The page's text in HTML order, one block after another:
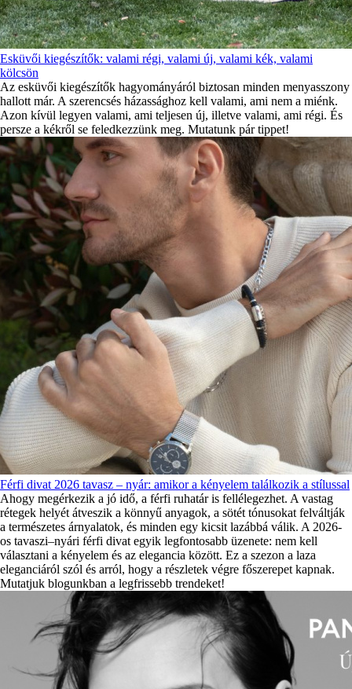
Esküvői kiegészítők: valami régi, valami új, valami kék, valami
kölcsön
Az esküvői kiegészítők hagyományáról biztosan minden menyasszony
hallott már. A szerencsés házassághoz kell valami, ami nem a miénk.
Azon kívül legyen valami, ami teljesen új, illetve valami, ami régi. És
persze a kékről se feledkezzünk meg. Mutatunk pár tippet!
Férfi divat 2026 tavasz – nyár: amikor a kényelem találkozik a stílussal
Ahogy megérkezik a jó idő, a férfi ruhatár is fellélegezhet. A vastag
rétegek helyét átveszik a könnyű anyagok, a sötét tónusokat felváltják
a természetes árnyalatok, és minden egy kicsit lazábbá válik. A 2026-
os tavaszi–nyári férfi divat egyik legfontosabb üzenete: nem kell
választani a kényelem és az elegancia között. Ez a szezon a laza
eleganciáról szól és arról, hogy a részletek végre főszerepet kapnak.
Mutatjuk blogunkban a legfrissebb trendeket!